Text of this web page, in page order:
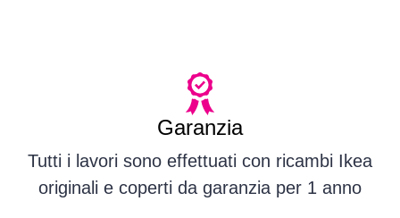
Garanzia
Tutti i lavori sono effettuati con ricambi Ikea
originali e coperti da garanzia per 1 anno